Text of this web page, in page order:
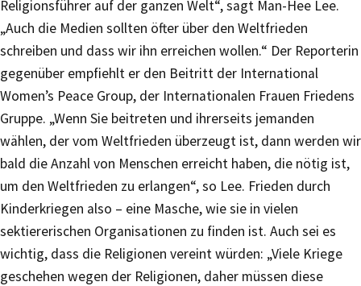
Religionsführer auf der ganzen Welt“, sagt Man-Hee Lee.
„Auch die Medien sollten öfter über den Weltfrieden
schreiben und dass wir ihn erreichen wollen.“ Der Reporterin
gegenüber empfiehlt er den Beitritt der International
Women’s Peace Group, der Internationalen Frauen Friedens
Gruppe. „Wenn Sie beitreten und ihrerseits jemanden
wählen, der vom Weltfrieden überzeugt ist, dann werden wir
bald die Anzahl von Menschen erreicht haben, die nötig ist,
um den Weltfrieden zu erlangen“, so Lee. Frieden durch
Kinderkriegen also – eine Masche, wie sie in vielen
sektiererischen Organisationen zu finden ist. Auch sei es
wichtig, dass die Religionen vereint würden: „Viele Kriege
geschehen wegen der Religionen, daher müssen diese